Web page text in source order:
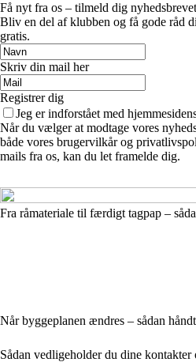
Få nyt fra os – tilmeld dig nyhedsbrevet
Bliv en del af klubben og få gode råd
gratis.
Skriv din mail her
Registrer dig
Jeg er indforstået med
Når du vælger at modtage vores
både vores brugervilkår og
mails fra os, kan du let framelde dig.
Fra råmateriale til færdigt tagpap –
Når byggeplanen ændres – sådan
Sådan vedligeholder du dine kontakter